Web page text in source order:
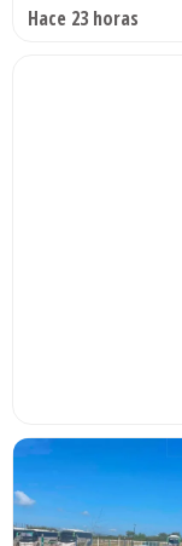
Hace 23 horas